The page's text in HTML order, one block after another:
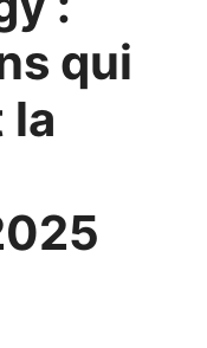
qui
la